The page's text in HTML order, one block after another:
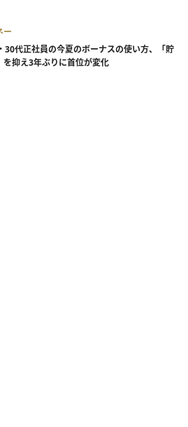
ー
30代正社員の今夏のボーナスの使い方、「貯
を抑え3年ぶりに首位が変化